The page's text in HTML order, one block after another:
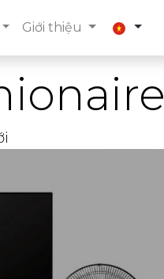
Giới thiệu